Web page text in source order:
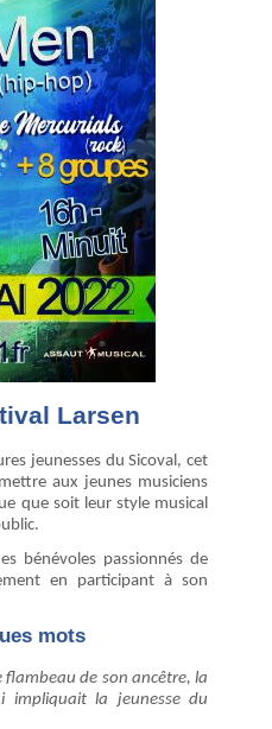
Larsen
jeunesses du Sicoval, cet
aux jeunes musiciens
que soit leur style musical
bénévoles passionnés de
en participant à son
mots
flambeau de son ancêtre, la
impliquait la jeunesse du